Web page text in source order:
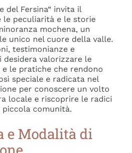
del Fersina“ invita il
le peculiarità e le storie
mochena, un
unico nel cuore della valle.
testimonianze e
valorizzare le
le pratiche che rendono
speciale e radicata nel
per conoscere un volto
locale e riscoprire le radici
comunità.
e Modalità di